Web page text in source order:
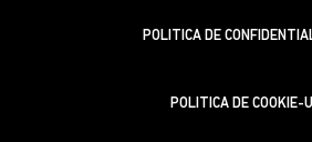
POLITICA DE
POLITICA DE COOKIE-